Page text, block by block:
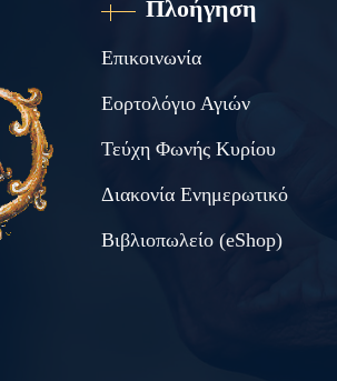
Πλοήγηση
Επικοινωνία
Εορτολόγιο Αγιών
Τεύχη Φωνής Κυρίου
Διακονία Ενημερωτικό
Βιβλιοπωλείο (eShop)